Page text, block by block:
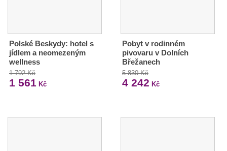
Polské Beskydy: hotel s
jídlem a neomezeným
wellness
1 792 Kč
1 561 Kč
Pobyt v rodinném
pivovaru v Dolních
Břežanech
5 830 Kč
4 242 Kč